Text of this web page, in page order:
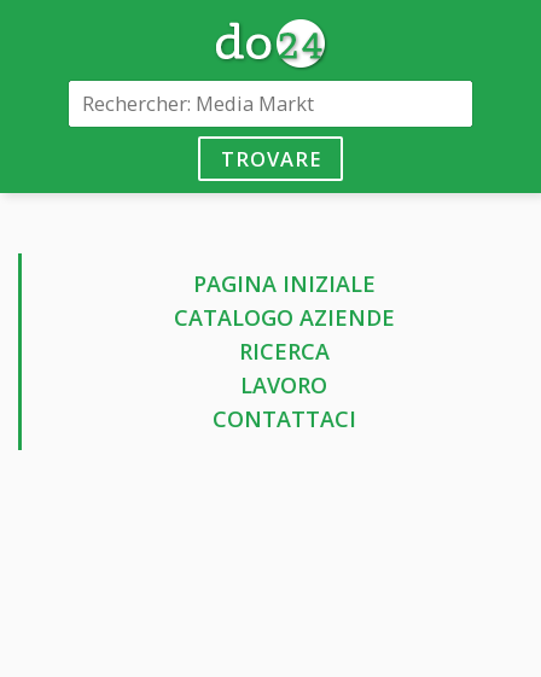
TROVARE
PAGINA INIZIALE
CATALOGO AZIENDE
RICERCA
LAVORO
CONTATTACI